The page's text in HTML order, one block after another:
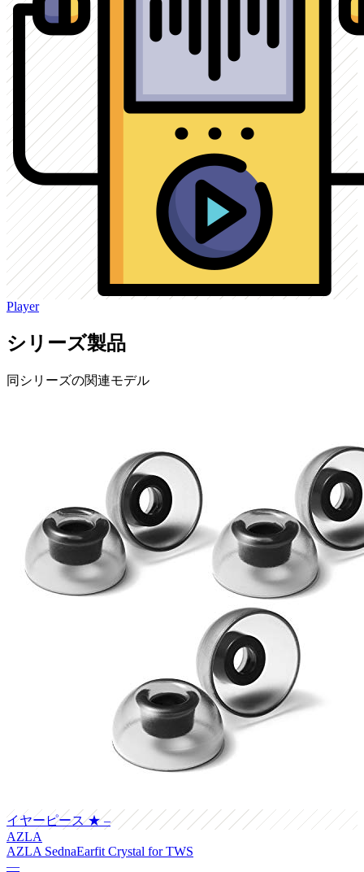
Player
シリーズ製品
同シリーズの関連モデル
イヤーピース ★ –
AZLA
AZLA SednaEarfit Crystal for TWS
—